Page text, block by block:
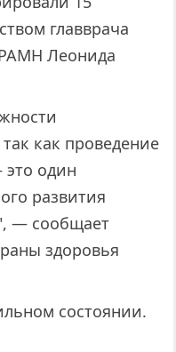
главврача
Леонида
как проведение
один
развития
— сообщает
здоровья
состоянии.